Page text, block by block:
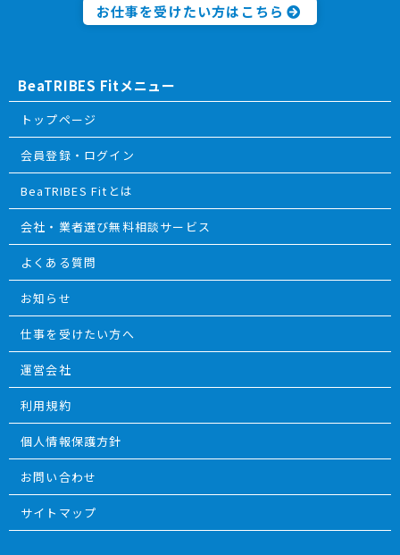
お仕事を受けたい方はこちら
BeaTRIBES Fitメニュー
トップページ
会員登録・ログイン
BeaTRIBES Fitとは
会社・業者選び無料相談サービス
よくある質問
お知らせ
仕事を受けたい方へ
運営会社
利用規約
個人情報保護方針
お問い合わせ
サイトマップ